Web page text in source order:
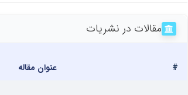
مقالات در نشریات
# عنوان مقاله